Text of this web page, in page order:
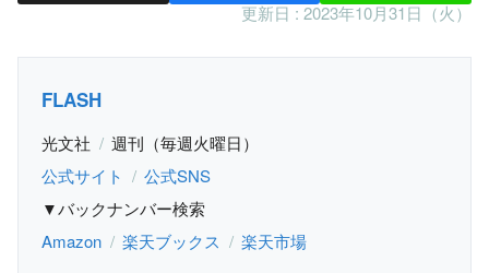
更新日 : 2023年10月31日（火）
FLASH
光文社
週刊（毎週火曜日）
公式サイト
公式SNS
▼バックナンバー検索
Amazon
楽天ブックス 楽天市場